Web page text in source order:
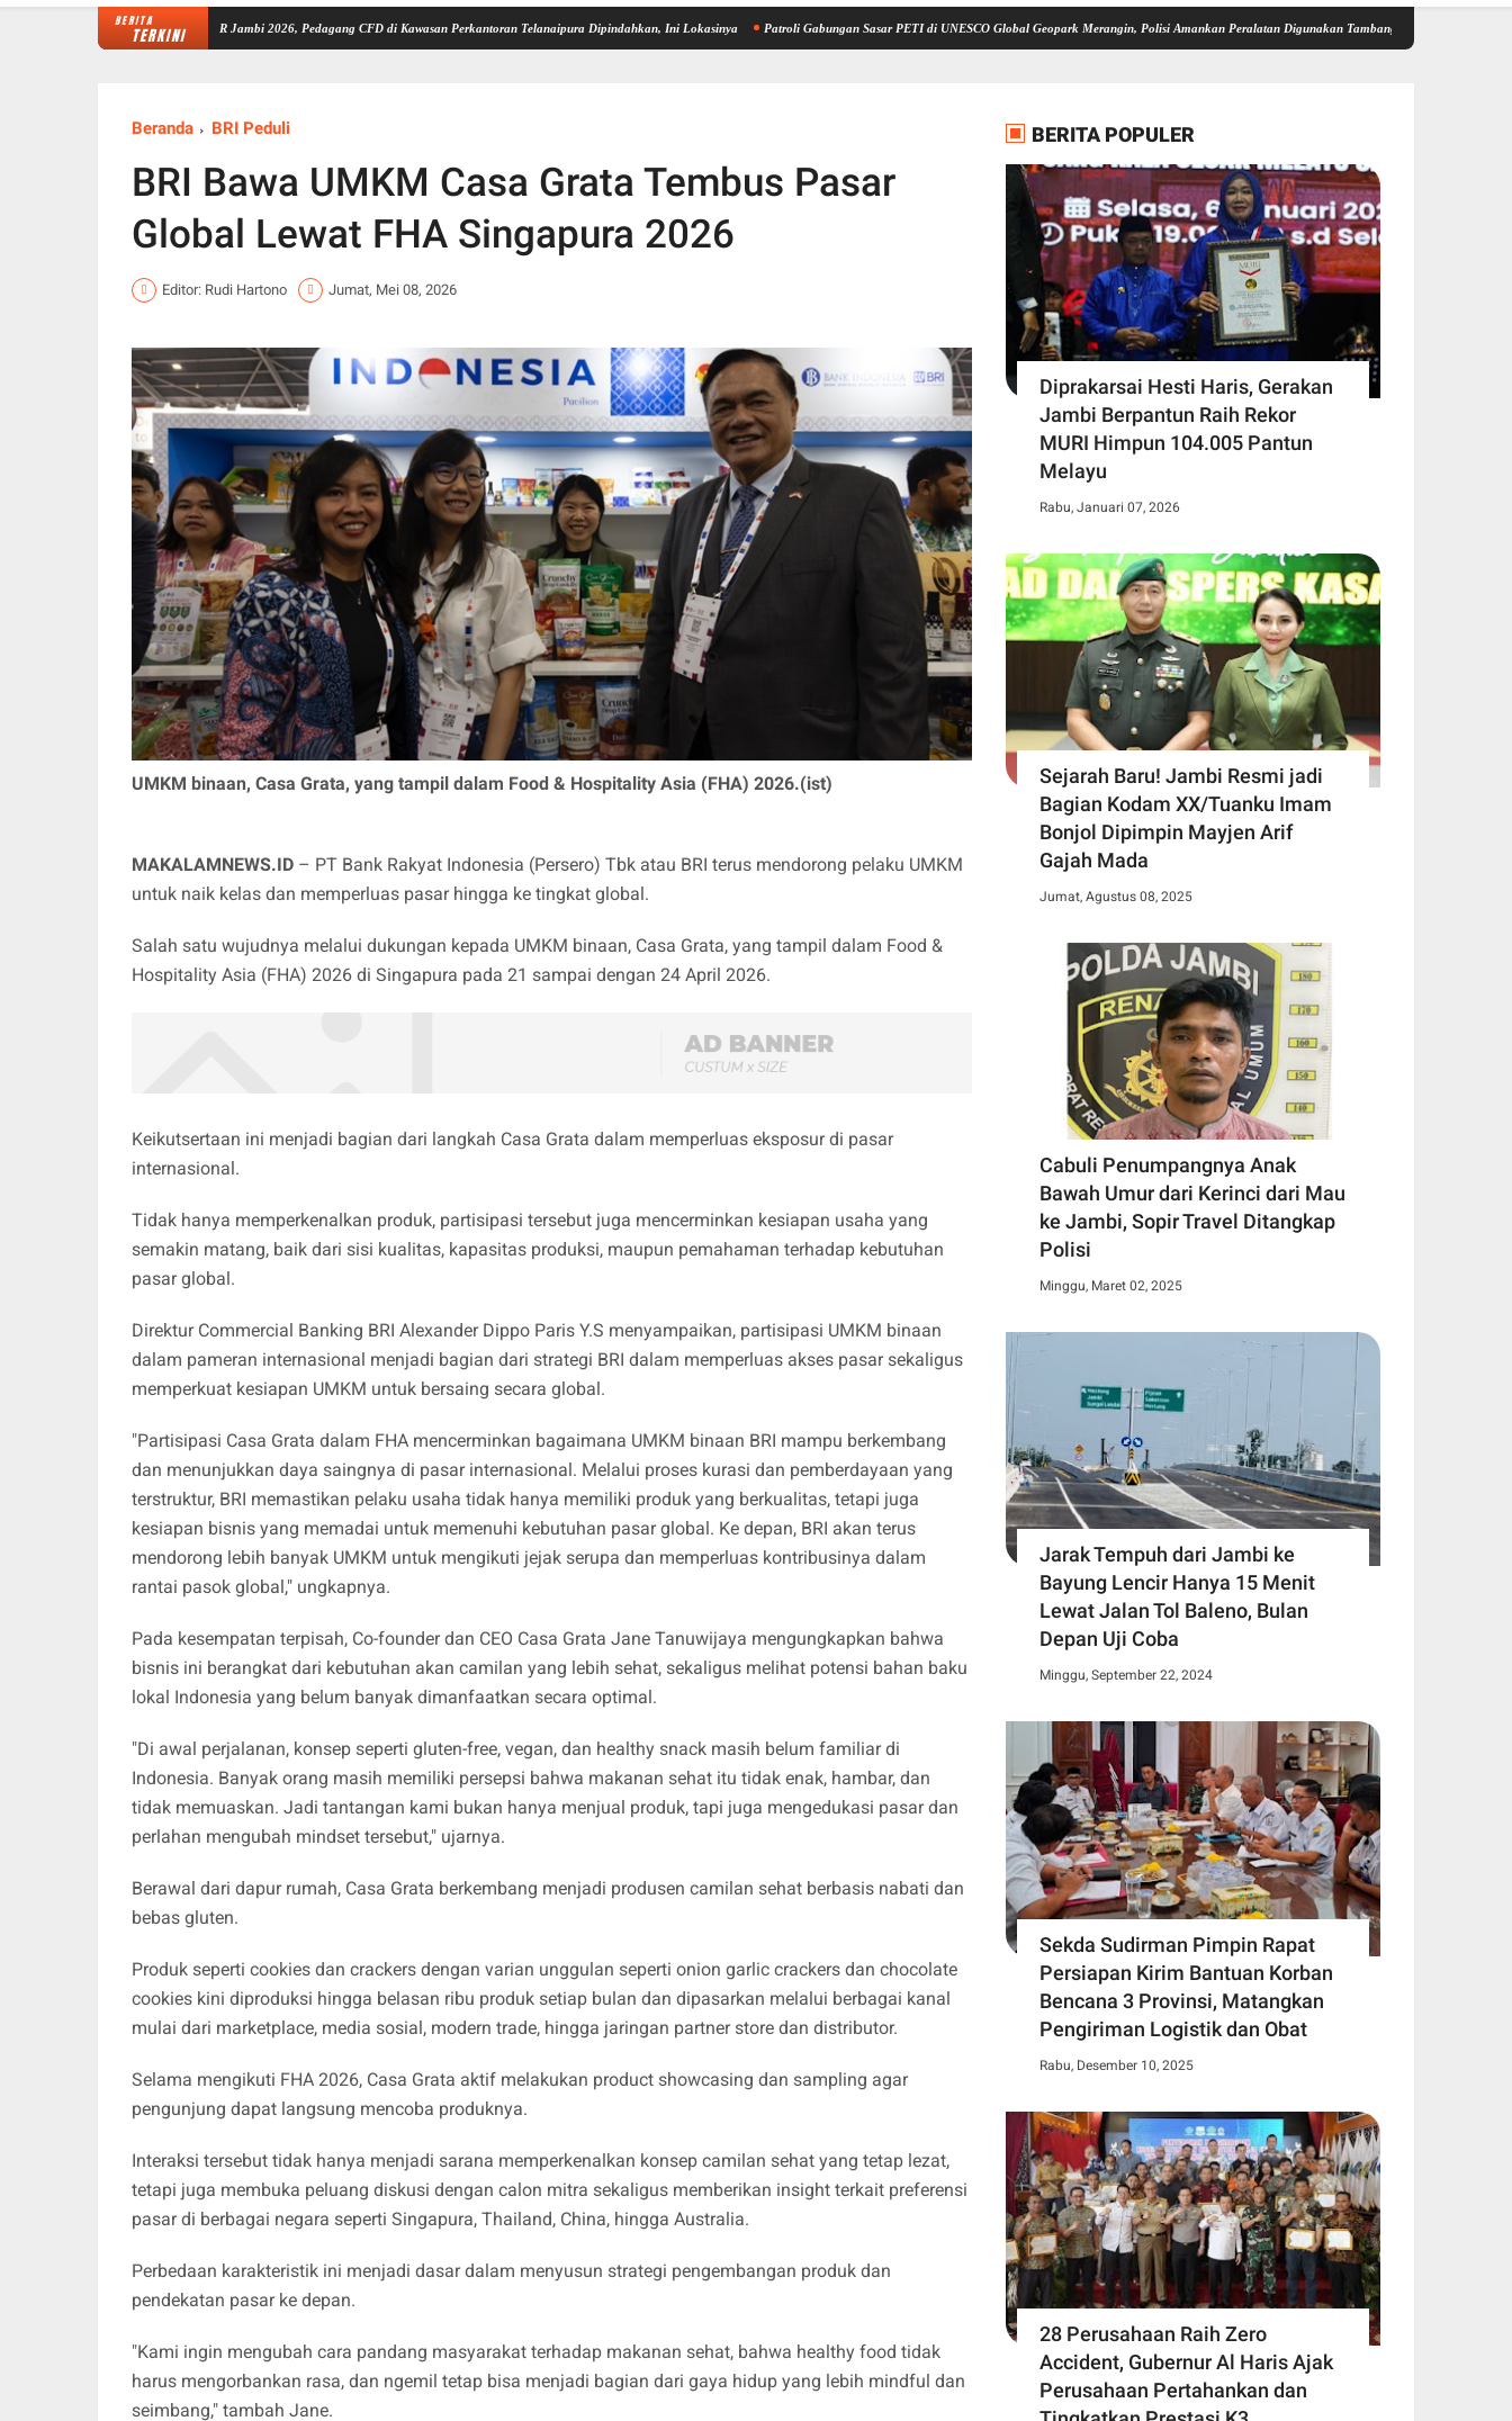
BERITA
TERKINI
Puncak PMR Jambi 2026, Pedagang CFD di Kawasan Perkantoran Telanaipura Dipindahkan, Ini Lokasinya Patroli Gabungan Sasar PETI di UNESCO Global Geopark Merangin, Polisi Amankan Peralatan Digunakan Tambang Emas Ilegal
Beranda BRI Peduli
BRI Bawa UMKM Casa Grata Tembus Pasar
Global Lewat FHA Singapura 2026
Editor: Rudi Hartono Jumat, Mei 08, 2026
UMKM binaan, Casa Grata, yang tampil dalam Food & Hospitality Asia (FHA) 2026.(ist)
MAKALAMNEWS.ID – PT Bank Rakyat Indonesia (Persero) Tbk atau BRI terus mendorong pelaku UMKM
untuk naik kelas dan memperluas pasar hingga ke tingkat global.
Salah satu wujudnya melalui dukungan kepada UMKM binaan, Casa Grata, yang tampil dalam Food &
Hospitality Asia (FHA) 2026 di Singapura pada 21 sampai dengan 24 April 2026.
Keikutsertaan ini menjadi bagian dari langkah Casa Grata dalam memperluas eksposur di pasar
internasional.
Tidak hanya memperkenalkan produk, partisipasi tersebut juga mencerminkan kesiapan usaha yang
semakin matang, baik dari sisi kualitas, kapasitas produksi, maupun pemahaman terhadap kebutuhan
pasar global.
Direktur Commercial Banking BRI Alexander Dippo Paris Y.S menyampaikan, partisipasi UMKM binaan
dalam pameran internasional menjadi bagian dari strategi BRI dalam memperluas akses pasar sekaligus
memperkuat kesiapan UMKM untuk bersaing secara global.
"Partisipasi Casa Grata dalam FHA mencerminkan bagaimana UMKM binaan BRI mampu berkembang
dan menunjukkan daya saingnya di pasar internasional. Melalui proses kurasi dan pemberdayaan yang
terstruktur, BRI memastikan pelaku usaha tidak hanya memiliki produk yang berkualitas, tetapi juga
kesiapan bisnis yang memadai untuk memenuhi kebutuhan pasar global. Ke depan, BRI akan terus
mendorong lebih banyak UMKM untuk mengikuti jejak serupa dan memperluas kontribusinya dalam
rantai pasok global," ungkapnya.
Pada kesempatan terpisah, Co-founder dan CEO Casa Grata Jane Tanuwijaya mengungkapkan bahwa
bisnis ini berangkat dari kebutuhan akan camilan yang lebih sehat, sekaligus melihat potensi bahan baku
lokal Indonesia yang belum banyak dimanfaatkan secara optimal.
"Di awal perjalanan, konsep seperti gluten-free, vegan, dan healthy snack masih belum familiar di
Indonesia. Banyak orang masih memiliki persepsi bahwa makanan sehat itu tidak enak, hambar, dan
tidak memuaskan. Jadi tantangan kami bukan hanya menjual produk, tapi juga mengedukasi pasar dan
perlahan mengubah mindset tersebut," ujarnya.
Berawal dari dapur rumah, Casa Grata berkembang menjadi produsen camilan sehat berbasis nabati dan
bebas gluten.
Produk seperti cookies dan crackers dengan varian unggulan seperti onion garlic crackers dan chocolate
cookies kini diproduksi hingga belasan ribu produk setiap bulan dan dipasarkan melalui berbagai kanal
mulai dari marketplace, media sosial, modern trade, hingga jaringan partner store dan distributor.
Selama mengikuti FHA 2026, Casa Grata aktif melakukan product showcasing dan sampling agar
pengunjung dapat langsung mencoba produknya.
Interaksi tersebut tidak hanya menjadi sarana memperkenalkan konsep camilan sehat yang tetap lezat,
tetapi juga membuka peluang diskusi dengan calon mitra sekaligus memberikan insight terkait preferensi
pasar di berbagai negara seperti Singapura, Thailand, China, hingga Australia.
Perbedaan karakteristik ini menjadi dasar dalam menyusun strategi pengembangan produk dan
pendekatan pasar ke depan.
"Kami ingin mengubah cara pandang masyarakat terhadap makanan sehat, bahwa healthy food tidak
harus mengorbankan rasa, dan ngemil tetap bisa menjadi bagian dari gaya hidup yang lebih mindful dan
seimbang," tambah Jane.
BERITA POPULER
Diprakarsai Hesti Haris, Gerakan
Jambi Berpantun Raih Rekor
MURI Himpun 104.005 Pantun
Melayu
Rabu, Januari 07, 2026
Sejarah Baru! Jambi Resmi jadi
Bagian Kodam XX/Tuanku Imam
Bonjol Dipimpin Mayjen Arif
Gajah Mada
Jumat, Agustus 08, 2025
Cabuli Penumpangnya Anak
Bawah Umur dari Kerinci dari Mau
ke Jambi, Sopir Travel Ditangkap
Polisi
Minggu, Maret 02, 2025
Jarak Tempuh dari Jambi ke
Bayung Lencir Hanya 15 Menit
Lewat Jalan Tol Baleno, Bulan
Depan Uji Coba
Minggu, September 22, 2024
Sekda Sudirman Pimpin Rapat
Persiapan Kirim Bantuan Korban
Bencana 3 Provinsi, Matangkan
Pengiriman Logistik dan Obat
Rabu, Desember 10, 2025
28 Perusahaan Raih Zero
Accident, Gubernur Al Haris Ajak
Perusahaan Pertahankan dan